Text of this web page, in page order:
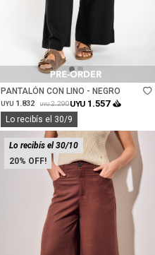
Talle
PANTALÓN CON LINO - NEGRO
UYU 1.832 UYU 2.290UYU 1.557
Lo recibís el 30/9
20
Lo recibís el 30/10